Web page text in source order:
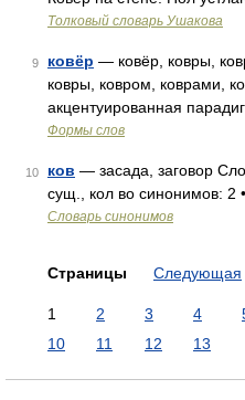
Толковый словарь Ушакова
9 ковёр — ковёр, ковры,
ковры, ковром, коврами,
акцентуированная
Формы слов
10 ков — засада, заговор
сущ., кол во синонимов: 2
Словарь синонимов
Страницы Следующая
1 2 3 4
10
11 12 13